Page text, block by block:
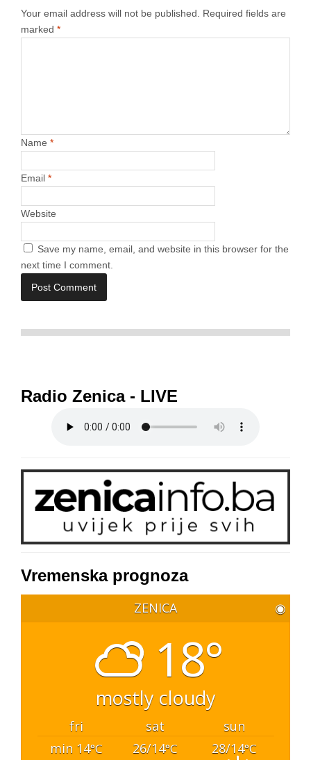
Your email address will not be published.
Required fields are
marked *
Name *
Email *
Website
Save my name, email, and website in this browser for the
next time I comment.
Radio Zenica - LIVE
Vremenska prognoza
ZENICA ◉
18°
mostly cloudy
fri sat
sun
min 14°C 26/14°C 28/14°C